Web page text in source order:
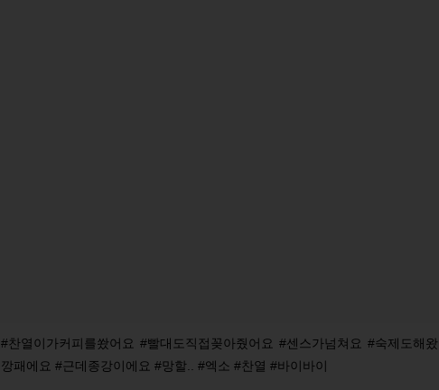
#찬열이가커피를쐈어요 #빨대도직접꽂아줬어요 #센스가넘쳐요 #숙제도해
깡패에요 #근데종강이에요 #망할.. #엑소 #찬열 #바이바이